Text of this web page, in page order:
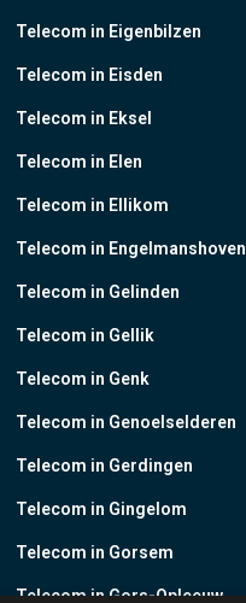
Telecom in Eigenbilzen
Telecom in Eisden
Telecom in Eksel
Telecom in Elen
Telecom in Ellikom
Telecom in Engelmanshoven
Telecom in Gelinden
Telecom in Gellik
Telecom in Genk
Telecom in Genoelselderen
Telecom in Gerdingen
Telecom in Gingelom
Telecom in Gorsem
Telecom in Gors-Opleeuw